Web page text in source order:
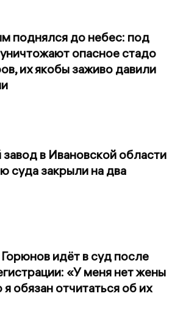
поднялся до небес: под
опасное стадо
их якобы заживо давили
в Ивановской области
суда закрыли на два
идёт в суд после
«У меня нет жены
я обязан отчитаться об их